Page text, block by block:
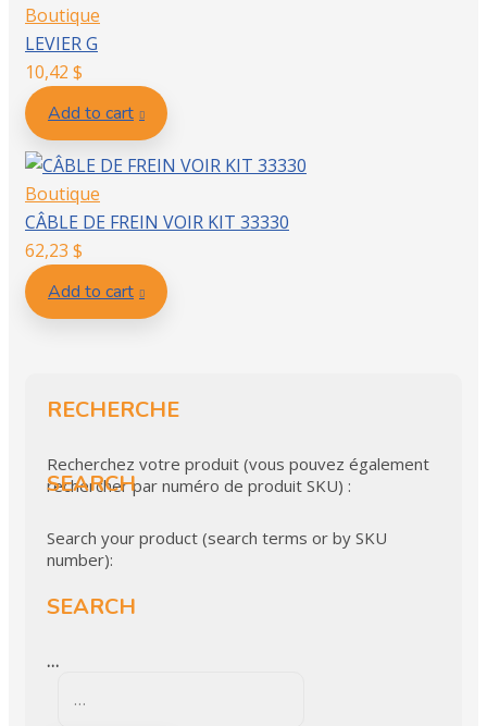
Boutique
LEVIER G
10,42 $
Add to cart
Boutique
CÂBLE DE FREIN VOIR KIT 33330
62,23 $
Add to cart
RECHERCHE
Recherchez votre produit (vous pouvez également
rechercher par numéro de produit SKU) :
SEARCH
Search your product (search terms or by SKU
number):
SEARCH
…